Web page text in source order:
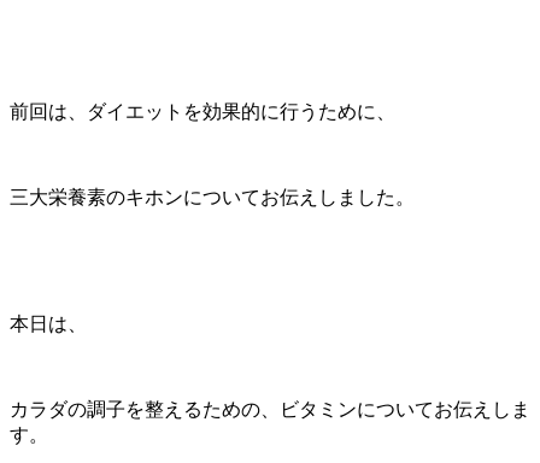
前回は、ダイエットを効果的に行うために、
三大栄養素のキホンについてお伝えしました。
本日は、
カラダの調子を整えるための、ビタミンについてお伝えしま
す。